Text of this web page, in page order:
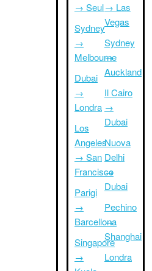
→ Seul
Sydney
→
Melbourne
Dubai
→
Londra
Los
Angeles
→ San
Francisco
Parigi
→
Barcellona
Singapore
→
→ Las
Vegas
Sydney
→
Auckland
Il Cairo
→
Dubai
Nuova
Delhi
→
Dubai
Pechino
→
Shanghai
Londra